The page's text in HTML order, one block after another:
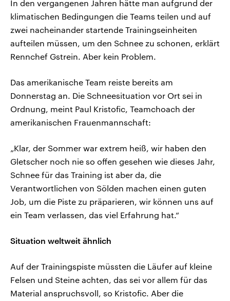
In den vergangenen Jahren hätte man aufgrund der
klimatischen Bedingungen die Teams teilen und auf
zwei nacheinander startende Trainingseinheiten
aufteilen müssen, um den Schnee zu schonen, erklärt
Rennchef Gstrein. Aber kein Problem.
Das amerikanische Team reiste bereits am
Donnerstag an. Die Schneesituation vor Ort sei in
Ordnung, meint Paul Kristofic, Teamchoach der
amerikanischen Frauenmannschaft:
„Klar, der Sommer war extrem heiß, wir haben den
Gletscher noch nie so offen gesehen wie dieses Jahr,
Schnee für das Training ist aber da, die
Verantwortlichen von Sölden machen einen guten
Job, um die Piste zu präparieren, wir können uns auf
ein Team verlassen, das viel Erfahrung hat.“
Situation weltweit ähnlich
Auf der Trainingspiste müssten die Läufer auf kleine
Felsen und Steine achten, das sei vor allem für das
Material anspruchsvoll, so Kristofic. Aber die